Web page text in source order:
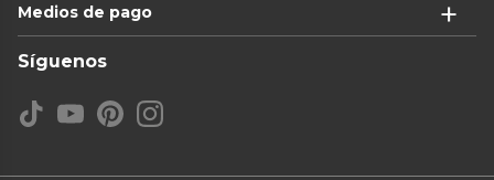
Medios de pago
Síguenos